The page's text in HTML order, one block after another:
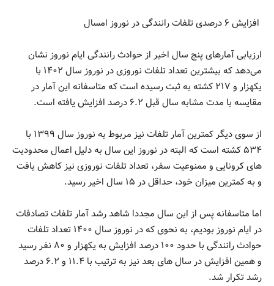
افزایش ۶ درصدی تلفات رانندگی در نوروز امسال
ارزیابی آمارهای پنج سال اخیر از حوادث رانندگی ایام نوروز نشان
می‌دهد که بیشترین تعداد تلفات نوروزی در نوروز سال ۱۴۰۲ با
یکهزار و ۲۱۷ کشته به ثبت رسیده است که متاسفانه این آمار در
مقایسه با مدت مشابه سال قبل ۶.۲ درصد افزایش یافته است.
از سوی دیگر کمترین آمار تلفات نیز مربوط به نوروز سال ۱۳۹۹ با
۵۳۴ کشته است که البته در نوروز این سال به دلیل اعمال محدودیت
های کرونایی و ممنوعیت سفر، تعداد تلفات نوروزی نیز کاهش یافت
و به کمترین میزان خود، حداقل در ۱۵ سال اخیر رسید.
اما متاسفانه پس از این سال مجددا شاهد رشد آمار تلفات تصادفات
در ایام نوروز بودیم، به نحوی که در نوروز سال ۱۴۰۰ تعداد تلفات
حوادث رانندگی با حدود ۱۰۰ درصد افزایش به یکهزار و ۸۰ نفر رسید
و همین افزایش در سال های بعد نیز به ترتیب با ۱۱.۴ و ۶.۲ درصد
رشد تکرار شد.